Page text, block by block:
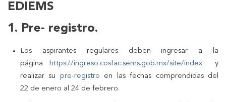
EDIEMS
1. Pre- registro.
Los aspirantes regulares deben ingresar a la
página https://ingreso.cosfac.sems.gob.mx/site/indexy
realizar su pre-registro en las fechas comprendidas del
22 de enero al 24 de febrero.